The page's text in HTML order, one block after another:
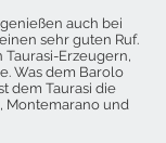
auch bei
sehr guten Ruf.
Erzeugern,
Was dem Barolo
dem Taurasi die
Montemarano und